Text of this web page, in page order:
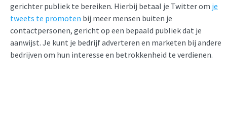
gerichter publiek te bereiken. Hierbij betaal je Twitter om je
tweets te promoten bij meer mensen buiten je
contactpersonen, gericht op een bepaald publiek dat je
aanwijst. Je kunt je bedrijf adverteren en marketen bij andere
bedrijven om hun interesse en betrokkenheid te verdienen.